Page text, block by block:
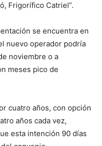
Frigorífico Catriel”.
se encuentra en
nuevo operador podría
noviembre o a
meses pico de
cuatro años, con opción
años cada vez,
esta intención 90 días